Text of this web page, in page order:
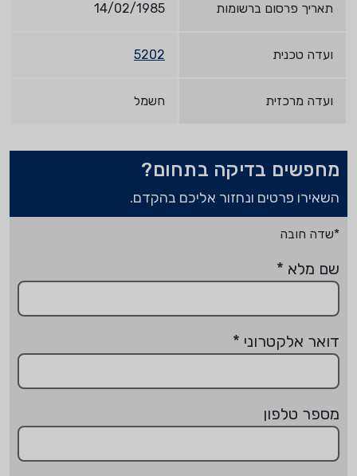
תאריך פרסום ברשומות 14/02/1985
ועדה טכנית 5202
ועדה מרכזית חשמל
מחפשים בדיקה בתחום?
השאירו פרטים ונחזור אליכם בהקדם.
*שדה חובה
שם מלא *
דואר אלקטרוני *
מספר טלפון